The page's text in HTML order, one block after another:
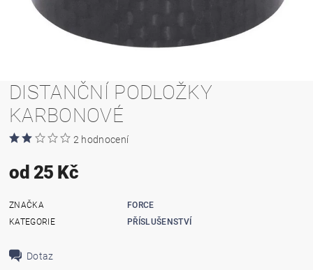
DISTANČNÍ PODLOŽKY
KARBONOVÉ
2 hodnocení
od 25 Kč
ZNAČKA
FORCE
KATEGORIE
PŘÍSLUŠENSTVÍ
Dotaz